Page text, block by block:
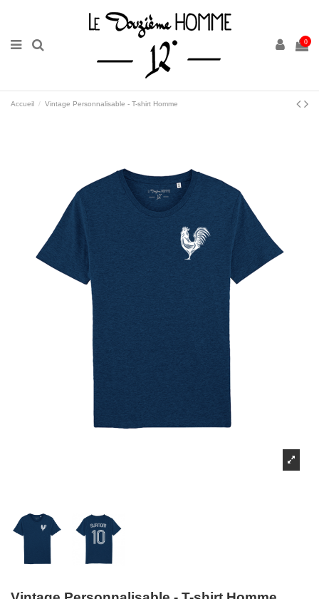
0
Accueil Vintage Personnalisable - T-shirt Homme